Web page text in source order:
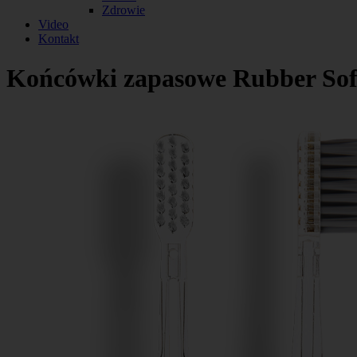
Zdrowie
Video
Kontakt
Końcówki zapasowe Rubber